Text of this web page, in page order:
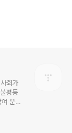
회가
평등
여 운